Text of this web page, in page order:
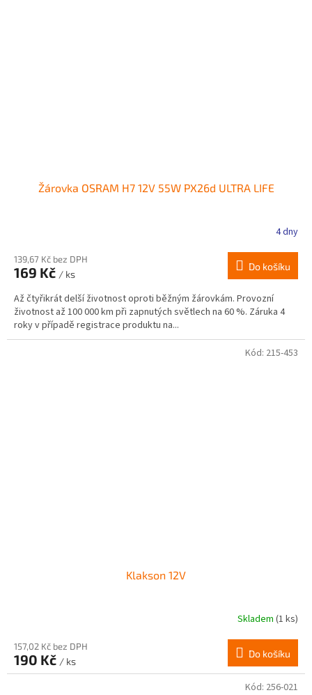
Žárovka OSRAM H7 12V 55W PX26d ULTRA LIFE
4 dny
139,67 Kč bez DPH
169 Kč / ks
Do košíku
Až čtyřikrát delší životnost oproti běžným žárovkám. Provozní
životnost až 100 000 km při zapnutých světlech na 60 %. Záruka 4
roky v případě registrace produktu na...
Klakson 12V
Skladem (1 ks)
157,02 Kč bez DPH
190 Kč / ks
Do košíku
Kód: 215-453
Kód: 256-021